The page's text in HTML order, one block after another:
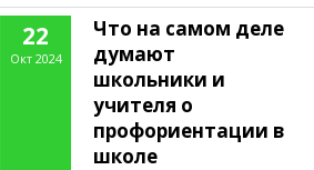
22
Окт 2024
Что на самом деле
думают
школьники и
учителя о
профориентации в
школе